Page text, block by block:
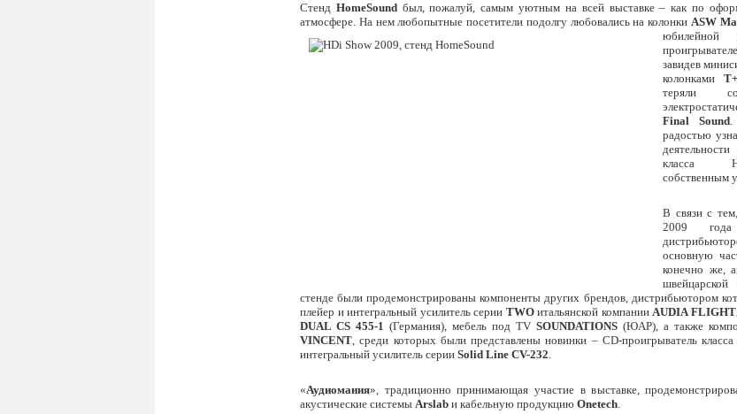
Стенд HomeSoundбыл, пожалуй, самым уютным на всей выставке – как по
атмосфере. На нем любопытные посетители подолгу любовались на колонки ASW
юбилейной
завидев
колонками T+
теряли
Final Sound.
радостью
класса
собственным
В связи с
2009 года
основную
конечно же,
стенде были продемонстрированы компоненты других брендов, дистрибьютором
плейер и интегральный усилитель серии TWOитальянской компанииAUDIA FLIGHT
DUAL CS 455-1 (Германия), мебель под TV SOUNDATIONS (ЮАР), а также
VINCENT, среди которых были представлены новинки – CD-проигрыватель
интегральный усилитель серии Solid Line CV-232.
«Аудиомания», традиционно принимающая участие в выставке,
акустические системы Arslab и кабельную продукцию Onetech.